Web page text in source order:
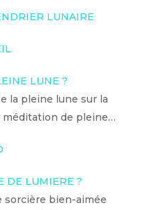
LUNAIRE
LUNE ?
la pleine lune sur la
méditation de pleine…
DE LUMIERE ?
sorcière bien-aimée